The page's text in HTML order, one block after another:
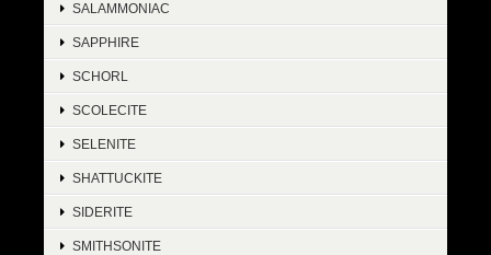
SALAMMONIAC
SAPPHIRE
SCHORL
SCOLECITE
SELENITE
SHATTUCKITE
SIDERITE
SMITHSONITE